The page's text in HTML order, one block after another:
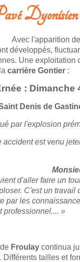
Dyonisien
Avec l'apparition
développés,
Une exploitation
carrière Gontier :
: Dimanche
Denis de
par l'explosion
accident est venu
d'aller faire un
C'est un travail
par les
professionnel.... »
Froulay continua
. Différents tailles et